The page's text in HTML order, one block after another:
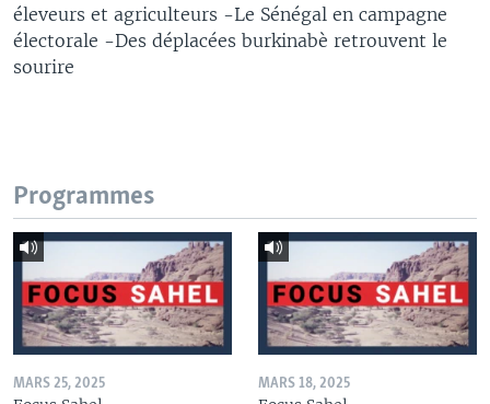
éleveurs et agriculteurs -Le Sénégal en campagne
électorale -Des déplacées burkinabè retrouvent le
sourire
Programmes
MARS 25, 2025 MARS 18, 2025